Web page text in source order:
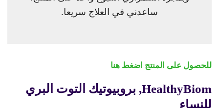
ساعدني في العلاج سريعا.
للحصول على المنتج اضغط هنا
HealthyBiom, بروبيوتيك التوت البري
للنساء